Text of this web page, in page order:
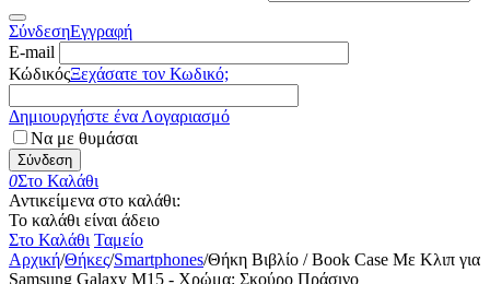
ΣύνδεσηΕγγραφή
E-mail
ΚώδικόςΞεχάσατε τον Κωδικό;
Δημιουργήστε ένα Λογαριασμό
Να με θυμάσαι
Σύνδεση
0Στο Καλάθι
Αντικείμενα στο καλάθι:
Το καλάθι είναι άδειο
Στο Καλάθι Ταμείο
Αρχική/Θήκες/Smartphones/Θήκη Βιβλίο / Book Case Με Κλιπ για
Samsung Galaxy M15 - Χρώμα: Σκούρο Πράσινο